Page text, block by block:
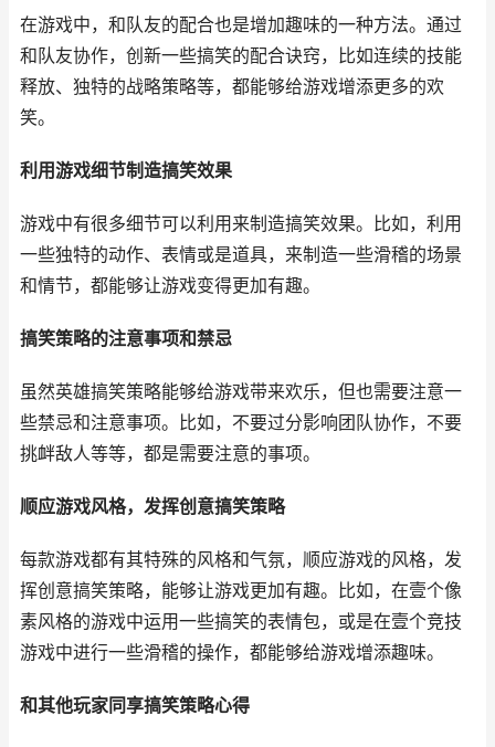
在游戏中，和队友的配合也是增加趣味的一种方法。通过
和队友协作，创新一些搞笑的配合诀窍，比如连续的技能
释放、独特的战略策略等，都能够给游戏增添更多的欢
笑。
利用游戏细节制造搞笑效果
游戏中有很多细节可以利用来制造搞笑效果。比如，利用
一些独特的动作、表情或是道具，来制造一些滑稽的场景
和情节，都能够让游戏变得更加有趣。
搞笑策略的注意事项和禁忌
虽然英雄搞笑策略能够给游戏带来欢乐，但也需要注意一
些禁忌和注意事项。比如，不要过分影响团队协作，不要
挑衅敌人等等，都是需要注意的事项。
顺应游戏风格，发挥创意搞笑策略
每款游戏都有其特殊的风格和气氛，顺应游戏的风格，发
挥创意搞笑策略，能够让游戏更加有趣。比如，在壹个像
素风格的游戏中运用一些搞笑的表情包，或是在壹个竞技
游戏中进行一些滑稽的操作，都能够给游戏增添趣味。
和其他玩家同享搞笑策略心得